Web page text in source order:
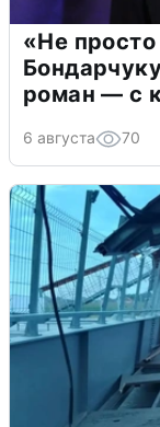
«Не
роман — с
6 августа 70